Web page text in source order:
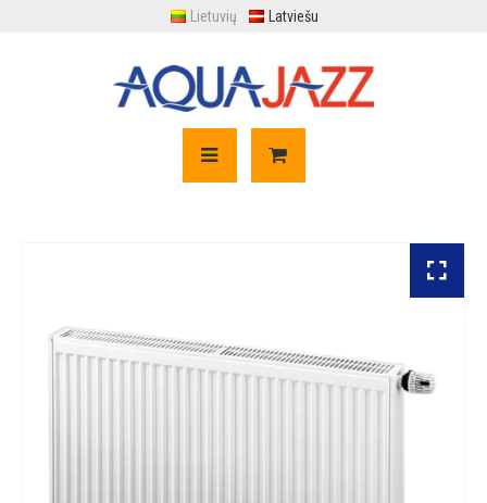
Lietuvių Latviešu